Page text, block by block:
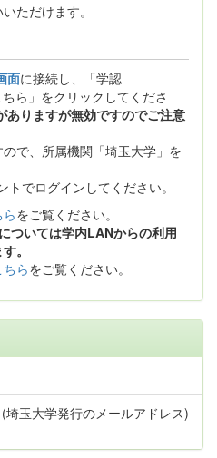
ただけます。
面に接続し、「学認
ら」をクリックしてくださ
ありますが無効ですのでご注意
で、所属機関「埼玉大学」を
でログインしてください。
らをご覧ください。
ついては学内LANからの利用
。
ちらをご覧ください。
玉大学発行のメールアドレス)